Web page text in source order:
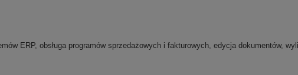
ERP, obsługa programów sprzedażowych i fakturowych, edycja dokumentów,